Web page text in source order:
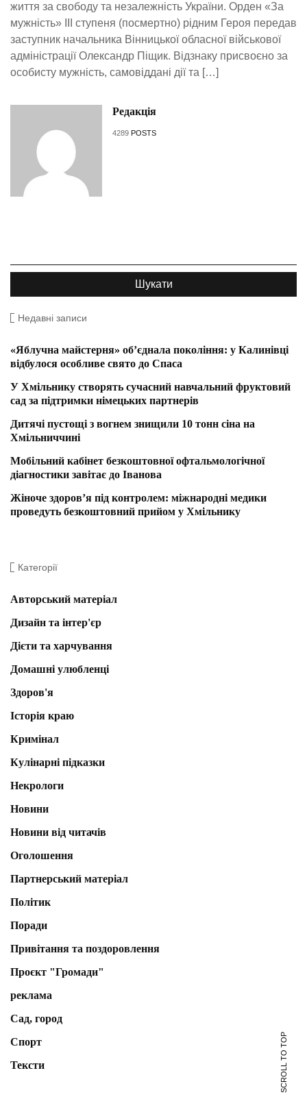
життя за свободу та незалежність України. Орден «За
мужність» ІІІ ступеня (посмертно) рідним Героя передав
заступник начальника Вінницької обласної військової
адміністрації Олександр Піщик. Відзнаку присвоєно за
особисту мужність, самовіддані дії та […]
Редакція
4289 POSTS
Недавні записи
«Яблучна майстерня» об’єднала покоління: у Калинівці
відбулося особливе свято до Спаса
У Хмільнику створять сучасний навчальний фруктовий
сад за підтримки німецьких партнерів
Дитячі пустощі з вогнем знищили 10 тонн сіна на
Хмільниччині
Мобільний кабінет безкоштовної офтальмологічної
діагностики завітає до Іванова
Жіноче здоров’я під контролем: міжнародні медики
проведуть безкоштовний прийом у Хмільнику
Категорії
Авторський матеріал
Дизайн та інтер'єр
Дієти та харчування
Домашні улюбленці
Здоров'я
Історія краю
Кримінал
Кулінарні підказки
Некрологи
Новини
Новини від читачів
Оголошення
Партнерський матеріал
Політик
Поради
Привітання та поздоровлення
Проєкт "Громади"
реклама
Сад, город
Спорт
Тексти
SCROLL TO TOP